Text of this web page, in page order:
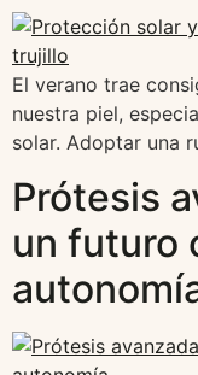
El verano trae
nuestra piel,
solar. Adoptar una
Prótesis
un futuro